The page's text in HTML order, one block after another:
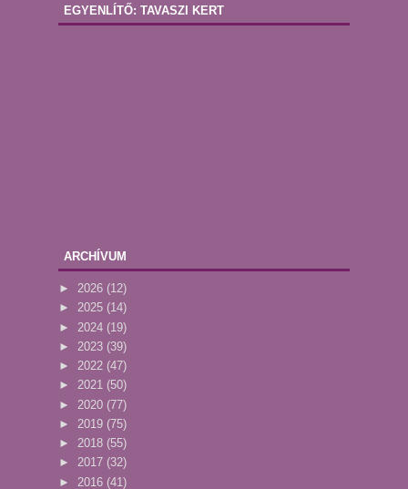
EGYENLÍTŐ: TAVASZI KERT
ARCHÍVUM
► 2026 (12)
► 2025 (14)
► 2024 (19)
► 2023 (39)
► 2022 (47)
► 2021 (50)
► 2020 (77)
► 2019 (75)
► 2018 (55)
► 2017 (32)
► 2016 (41)